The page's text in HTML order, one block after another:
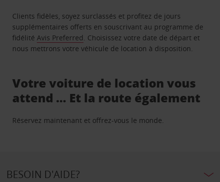
Clients fidèles, soyez surclassés et profitez de jours
supplémentaires offerts en souscrivant au programme de
fidélitéAvis Preferred. Choisissez votre date de départ et
nous mettrons votre véhicule de location à disposition.
Votre voiture de location vous
attend … Et la route également
Réservez maintenant et offrez-vous le monde.
BESOIN D'AIDE?